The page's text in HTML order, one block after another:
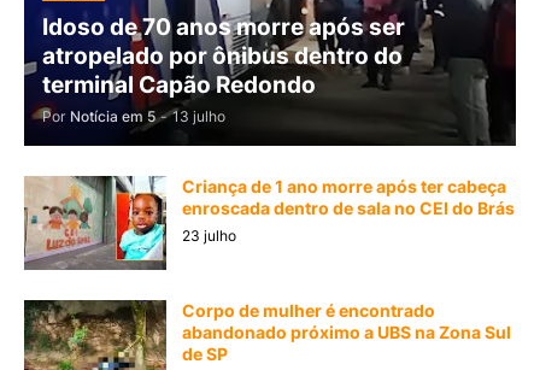
Idoso de 70 anos morre após ser
atropelado por ônibus dentro do
terminal Capão Redondo
Por Notícia em 5 - 13 julho
Criança de 1 ano morre após ter cabeça
enroscada dentro de sala no CEI do Brás
23 julho
Corpo de mulher é encontrado
abandonado próximo a UBS na Zona Sul
de SP